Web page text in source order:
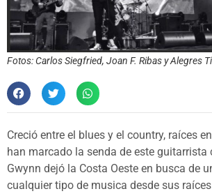
Fotos: Carlos Siegfried, Joan F. Ribas y Alegres
Creció entre el blues y el country, raíces
han marcado la senda de este
Gwynn dejó la Costa Oeste en busca de
cualquier tipo de musica desde sus